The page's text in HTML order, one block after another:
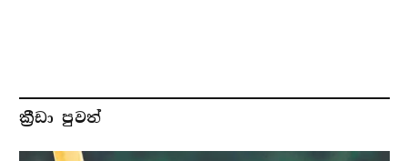
ක්‍රීඩා පුවත්